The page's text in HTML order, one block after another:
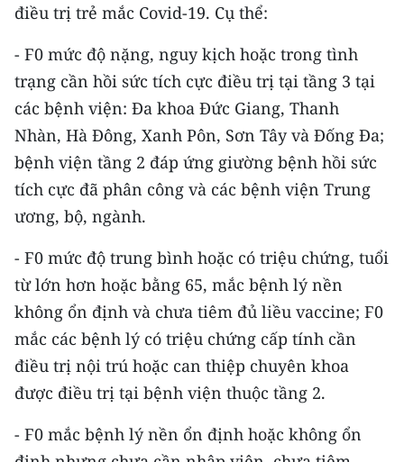
Media Pháp luật
Media Du lịch
Media Thế giới
Media Thể thao
Media Giáo dục
Media Y tế
Media Khoa học - Công nghệ
Media Môi trường
Ảnh
Infographic
TIN MỚI
điều trị trẻ mắc Covid-19. Cụ thể:
- F0 mức độ nặng, nguy kịch hoặc trong tình
trạng cần hồi sức tích cực điều trị tại tầng 3 tại
các bệnh viện: Đa khoa Đức Giang, Thanh
Nhàn, Hà Đông, Xanh Pôn, Sơn Tây và Đống Đa;
bệnh viện tầng 2 đáp ứng giường bệnh hồi sức
tích cực đã phân công và các bệnh viện Trung
ương, bộ, ngành.
- F0 mức độ trung bình hoặc có triệu chứng, tuổi
từ lớn hơn hoặc bằng 65, mắc bệnh lý nền
không ổn định và chưa tiêm đủ liều vaccine; F0
mắc các bệnh lý có triệu chứng cấp tính cần
điều trị nội trú hoặc can thiệp chuyên khoa
được điều trị tại bệnh viện thuộc tầng 2.
- F0 mắc bệnh lý nền ổn định hoặc không ổn